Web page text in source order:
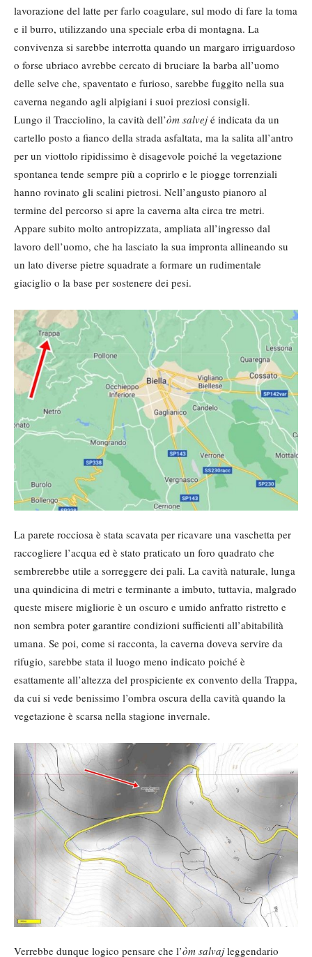
lavorazione del latte per farlo coagulare, sul modo di fare la toma
e il burro, utilizzando una speciale erba di montagna. La
convivenza si sarebbe interrotta quando un margaro irriguardoso
o forse ubriaco avrebbe cercato di bruciare la barba all’uomo
delle selve che, spaventato e furioso, sarebbe fuggito nella sua
caverna negando agli alpigiani i suoi preziosi consigli.
Lungo il Tracciolino, la cavità dell’òm salvejé indicata da un
cartello posto a fianco della strada asfaltata, ma la salita all’antro
per un viottolo ripidissimo è disagevole poiché la vegetazione
spontanea tende sempre più a coprirlo e le piogge torrenziali
hanno rovinato gli scalini pietrosi. Nell’angusto pianoro al
termine del percorso si apre la caverna alta circa tre metri.
Appare subito molto antropizzata, ampliata all’ingresso dal
lavoro dell’uomo, che ha lasciato la sua impronta allineando su
un lato diverse pietre squadrate a formare un rudimentale
giaciglio o la base per sostenere dei pesi.
La parete rocciosa è stata scavata per ricavare una vaschetta per
raccogliere l’acqua ed è stato praticato un foro quadrato che
sembrerebbe utile a sorreggere dei pali. La cavità naturale, lunga
una quindicina di metri e terminante a imbuto, tuttavia, malgrado
queste misere migliorie è un oscuro e umido anfratto ristretto e
non sembra poter garantire condizioni sufficienti all’abitabilità
umana. Se poi, come si racconta, la caverna doveva servire da
rifugio, sarebbe stata il luogo meno indicato poiché è
esattamente all’altezza del prospiciente ex convento della Trappa,
da cui si vede benissimo l’ombra oscura della cavità quando la
vegetazione è scarsa nella stagione invernale.
Verrebbe dunque logico pensare che l’òm salvajleggendario